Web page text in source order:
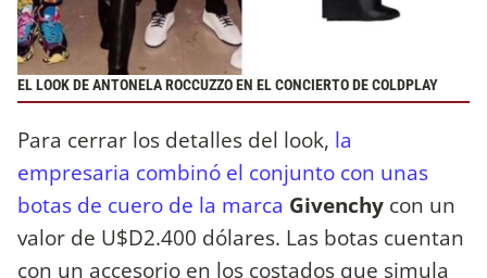
EL LOOK DE ANTONELA ROCCUZZO EN EL CONCIERTO DE COLDPLAY
Para cerrar los detalles del look, la
empresaria combinó el conjunto con unas
botas de cuero de la marca Givenchy con un
valor de U$D2.400 dólares. Las botas cuentan
con un accesorio en los costados que simula